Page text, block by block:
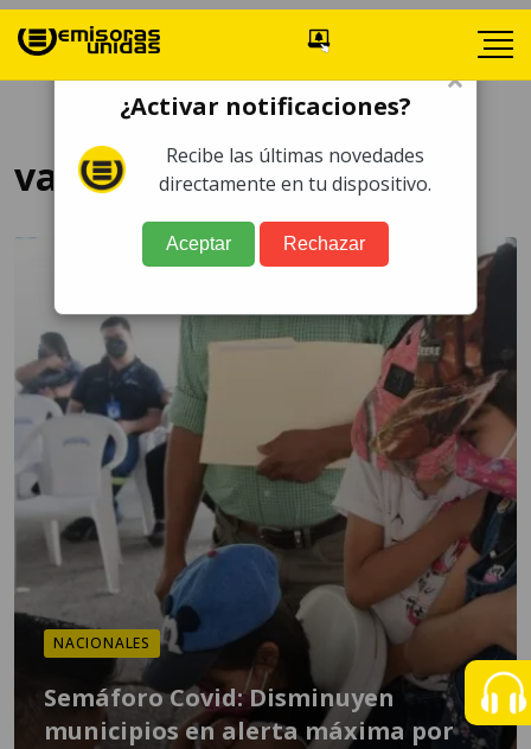
vacunación de menores
NACIONALES
Semáforo Covid: Disminuyen
municipios en alerta máxima por
×
¿Activar notificaciones?
Recibe las últimas novedades
directamente en tu dispositivo.
Aceptar Rechazar